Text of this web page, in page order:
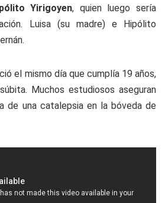
Yirigoyen, quien luego sería
Luisa (su madre) e Hipólito
el mismo día que cumplía 19 años,
Muchos estudiosos aseguran
de una catalepsia en la bóveda de